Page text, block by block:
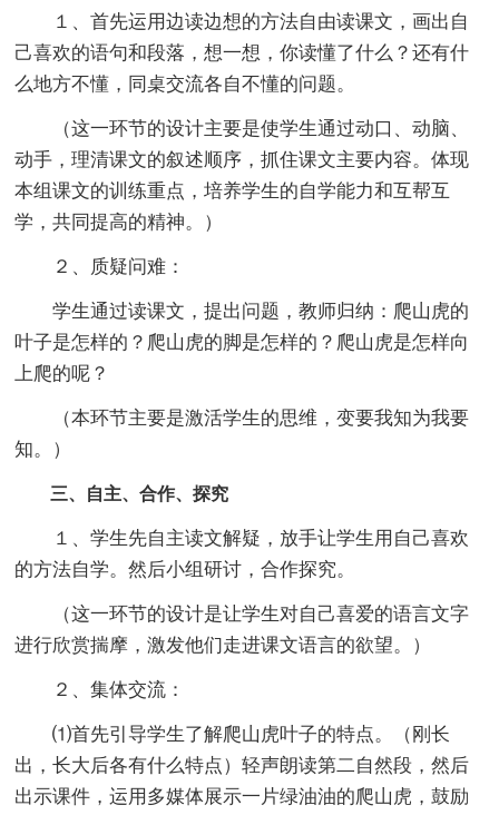
１、首先运用边读边想的方法自由读课文，画出自
己喜欢的语句和段落，想一想，你读懂了什么？还有什
么地方不懂，同桌交流各自不懂的问题。
（这一环节的设计主要是使学生通过动口、动脑、
动手，理清课文的叙述顺序，抓住课文主要内容。体现
本组课文的训练重点，培养学生的自学能力和互帮互
学，共同提高的精神。）
２、质疑问难：
学生通过读课文，提出问题，教师归纳：爬山虎的
叶子是怎样的？爬山虎的脚是怎样的？爬山虎是怎样向
上爬的呢？
（本环节主要是激活学生的思维，变要我知为我要
知。）
三、自主、合作、探究
１、学生先自主读文解疑，放手让学生用自己喜欢
的方法自学。然后小组研讨，合作探究。
（这一环节的设计是让学生对自己喜爱的语言文字
进行欣赏揣摩，激发他们走进课文语言的欲望。）
２、集体交流：
⑴首先引导学生了解爬山虎叶子的特点。（刚长
出，长大后各有什么特点）轻声朗读第二自然段，然后
出示课件，运用多媒体展示一片绿油油的爬山虎，鼓励